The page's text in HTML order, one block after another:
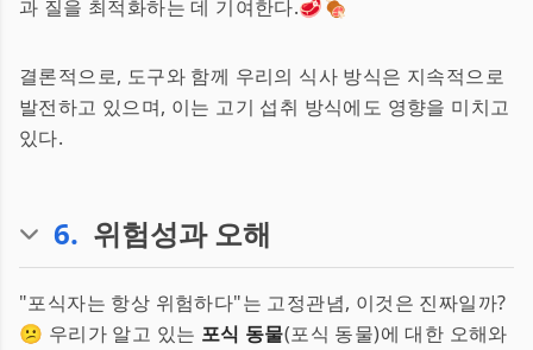
과 질을 최적화하는 데 기여한다.🥩🍖
결론적으로, 도구와 함께 우리의 식사 방식은 지속적으로
발전하고 있으며, 이는 고기 섭취 방식에도 영향을 미치고
있다.
6. 위험성과 오해
"포식자는 항상 위험하다"는 고정관념, 이것은 진짜일까?
😕 우리가 알고 있는 포식 동물(포식 동물)에 대한 오해와